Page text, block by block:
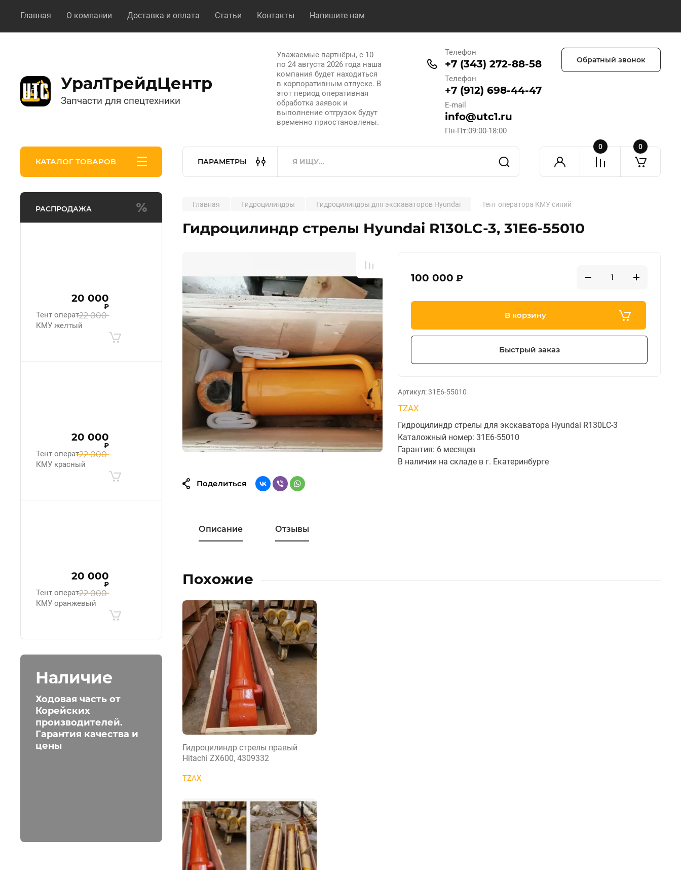
Главная О компании Доставка и оплата Статьи Контакты Напишите нам
УралТрейдЦентр
Запчасти для спецтехники
Уважаемые партнёры, с 10
по 24 августа 2026 года наша
компания будет находиться
в корпоративным отпуске. В
этот период оперативная
обработка заявок и
выполнение отгрузок будут
временно приостановлены.
Телефон
+7 (343) 272-88-58
Телефон
+7 (912) 698-44-47
E-mail
info@utc1.ru
Пн-Пт:09:00-18:00
Обратный звонок
КАТАЛОГ ТОВАРОВ ПАРАМЕТРЫ
0 0
РАСПРОДАЖА
Тент оператора
КМУ желтый
22 000
20 000
₽
Тент оператора
КМУ красный
22 000
20 000
₽
Тент оператора
КМУ оранжевый
22 000
20 000
₽
Наличие
Ходовая часть от
Корейских
производителей.
Гарантия качества и
цены
Главная Гидроцилиндры Гидроцилиндры для экскаваторов Hyundai Тент оператора КМУ синий
Гидроцилиндр стрелы Hyundai R130LC-3, 31E6-55010
Поделиться
100 000 ₽
В корзину
Быстрый заказ
Артикул:31E6-55010
TZAX
Гидроцилиндр стрелы для экскаватора Hyundai R130LC-3
Каталожный номер: 31E6-55010
Гарантия: 6 месяцев
В наличии на складе в г. Екатеринбурге
Описание Отзывы
Похожие
Гидроцилиндр стрелы правый
Hitachi ZX600, 4309332
TZAX